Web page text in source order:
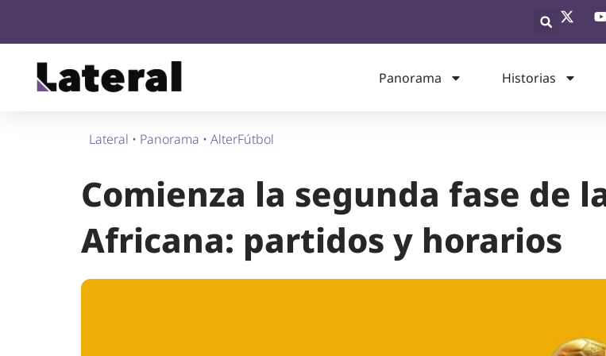
Panorama Historias
Lateral • Panorama • AlterFútbol
Comienza la segunda fase de
Africana: partidos y horarios